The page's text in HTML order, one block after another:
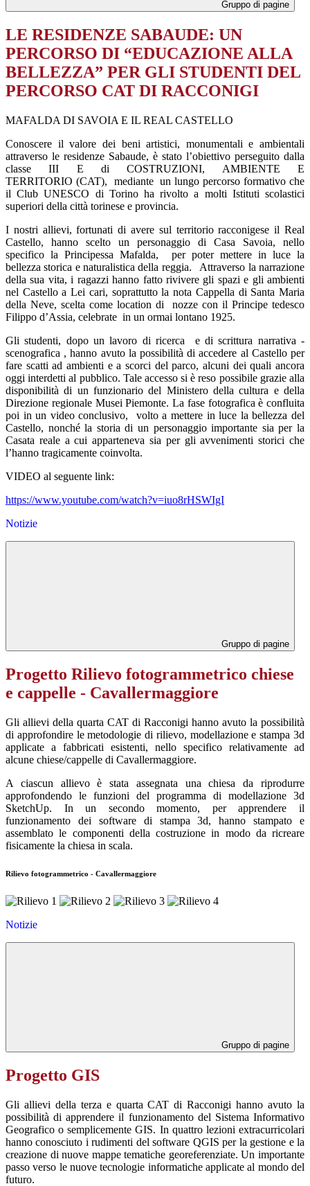
Gruppo di pagine
LE RESIDENZE SABAUDE: UN
PERCORSO DI “EDUCAZIONE ALLA
BELLEZZA” PER GLI STUDENTI DEL
PERCORSO CAT DI RACCONIGI
MAFALDA DI SAVOIA E IL REAL CASTELLO
Conoscere il valore dei beni artistici, monumentali e ambientali
attraverso le residenze Sabaude, è stato l’obiettivo perseguito dalla
classe III E diCOSTRUZIONI, AMBIENTE E
TERRITORIO (CAT), mediante un lungo percorso formativo che
il Club UNESCO di Torino ha rivolto a molti Istituti scolastici
superiori della città torinese e provincia.
I nostri allievi, fortunati di avere sul territorio racconigese il Real
Castello, hanno scelto un personaggio di Casa Savoia, nello
specifico la Principessa Mafalda, per poter mettere in luce la
bellezza storica e naturalistica della reggia. Attraverso la narrazione
della sua vita, i ragazzi hanno fatto rivivere gli spazi e gli ambienti
nel Castello a Lei cari, soprattutto la nota Cappella di Santa Maria
della Neve, scelta come location di nozze con il Principe tedesco
Filippo d’Assia, celebrate in un ormai lontano 1925.
Gli studenti, dopo un lavoro di ricerca e di scrittura narrativa -
scenografica , hanno avuto la possibilità di accedere al Castello per
fare scatti ad ambienti e a scorci del parco, alcuni dei quali ancora
oggi interdetti al pubblico. Tale accesso si è reso possibile grazie alla
disponibilità di un funzionario del Ministero della cultura e della
Direzione regionale Musei Piemonte. La fase fotografica è confluita
poi in un video conclusivo, volto a mettere in luce la bellezza del
Castello, nonché la storia di un personaggio importante sia per la
Casata reale a cui apparteneva sia per gli avvenimenti storici che
l’hanno tragicamente coinvolta.
VIDEO al seguente link:
https://www.youtube.com/watch?v=iuo8rHSWIgI
Notizie
Gruppo di pagine
Progetto Rilievo fotogrammetrico chiese
e cappelle - Cavallermaggiore
Gli allievi della quarta CAT di Racconigi hanno avuto la possibilità
di approfondire le metodologie di rilievo, modellazione e stampa 3d
applicate a fabbricati esistenti, nello specifico relativamente ad
alcune chiese/cappelle di Cavallermaggiore.
A ciascun allievo è stata assegnata una chiesa da riprodurre
approfondendo le funzioni del programma di modellazione 3d
SketchUp. In un secondo momento, per apprendere il
funzionamento dei software di stampa 3d, hanno stampato e
assemblato le componenti della costruzione in modo da ricreare
fisicamente la chiesa in scala.
Rilievo fotogrammetrico - Cavallermaggiore
Notizie
Gruppo di pagine
Progetto GIS
Gli allievi della terza e quarta CAT di Racconigi hanno avuto la
possibilità di apprendere il funzionamento del Sistema Informativo
Geografico o semplicemente GIS. In quattro lezioni extracurricolari
hanno conosciuto i rudimenti del software QGIS per la gestione e la
creazione di nuove mappe tematiche georeferenziate. Un importante
passo verso le nuove tecnologie informatiche applicate al mondo del
futuro.